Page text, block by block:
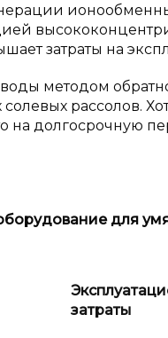
затраты на
методом
рассолов.
на долгосрочную
для
затраты